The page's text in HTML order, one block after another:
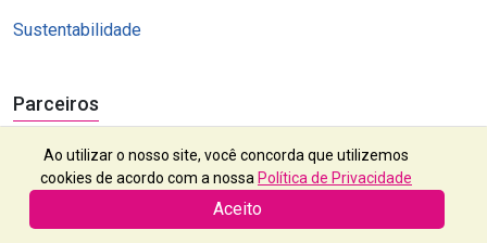
Sustentabilidade
Parceiros
Ao utilizar o nosso site, você concorda que utilizemos
cookies de acordo com a nossa Política de Privacidade
Aceito